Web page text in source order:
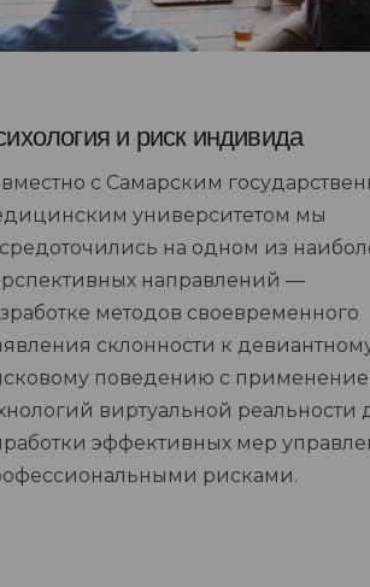
и риск индивида
с Самарским
университетом мы
на одном из
направлений —
методов своевременного
склонности к
поведению с
виртуальной реальности
эффективных мер
рисками.